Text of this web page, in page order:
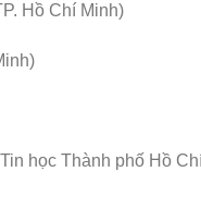
Hồ Chí Minh)
học Thành phố Hồ